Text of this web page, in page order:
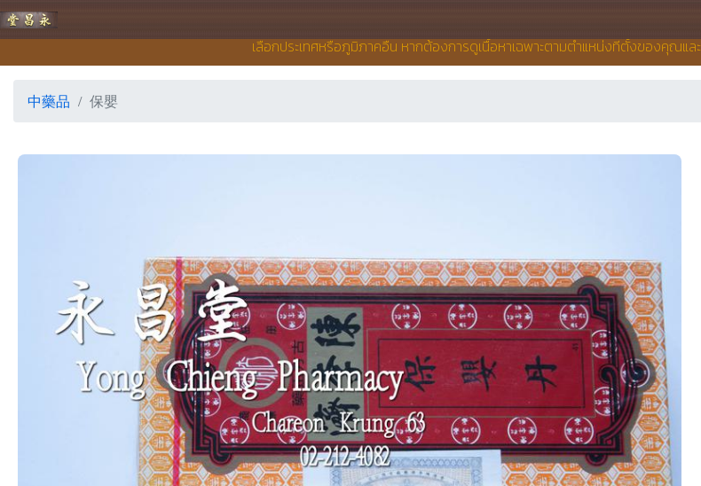
เลือกประเทศหรือภูมิภาคอื่น หากต้องการดูเนื้อหาเฉพาะตามตำแหน่งที่ตั้งของคุณแ
永昌堂藥店
中藥品 保嬰